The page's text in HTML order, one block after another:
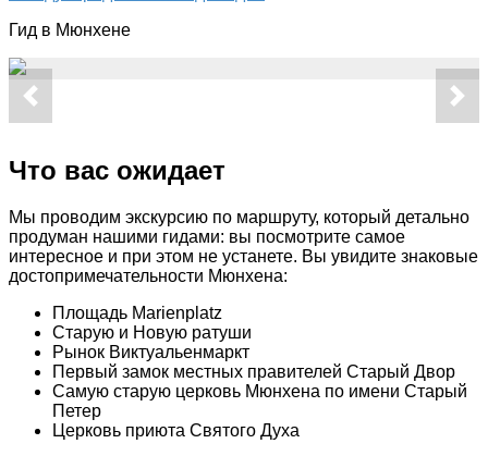
Гид в Мюнхене
Что вас ожидает
Мы проводим экскурсию по маршруту, который детально
продуман нашими гидами: вы посмотрите самое
интересное и при этом не устанете. Вы увидите знаковые
достопримечательности Мюнхена:
Площадь Marienplatz
Старую и Новую ратуши
Рынок Виктуальенмаркт
Первый замок местных правителей Старый Двор
Самую старую церковь Мюнхена по имени Старый
Петер
Церковь приюта Святого Духа